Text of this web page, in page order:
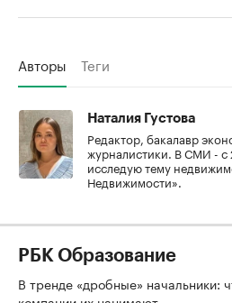
Авторы Теги
Наталия Густова
Редактор, бакалавр
журналистики. В СМИ - с
исследую тему
Недвижимости».
РБК Образование
В тренде «дробные» начальники: